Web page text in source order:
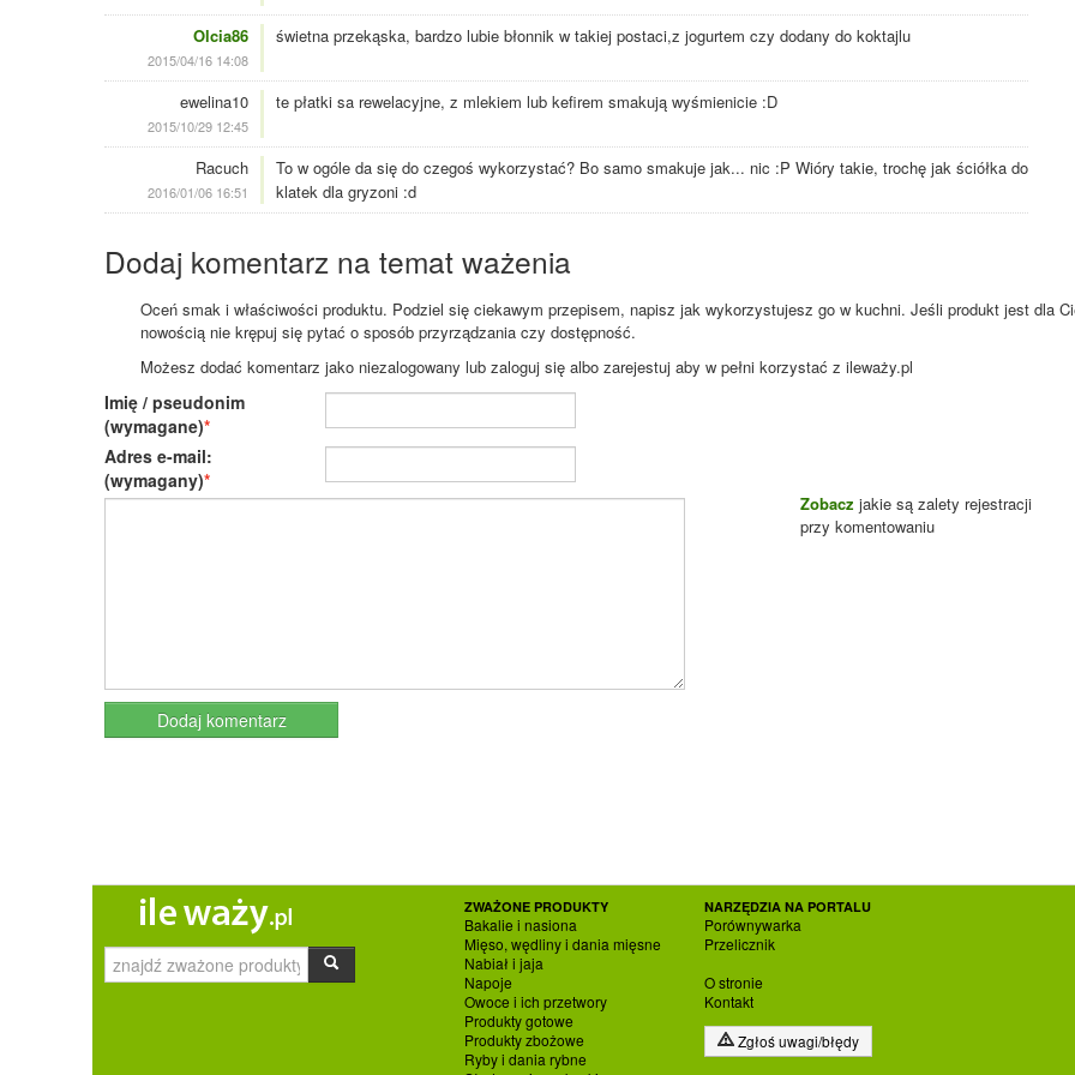
Olcia86
2015/04/16 14:08
świetna przekąska, bardzo lubie błonnik w takiej postaci,z jogurtem czy dodany do koktajlu
ewelina10
2015/10/29 12:45
te płatki sa rewelacyjne, z mlekiem lub kefirem smakują wyśmienicie :D
Racuch
2016/01/06 16:51
To w ogóle da się do czegoś wykorzystać? Bo samo smakuje jak... nic :P Wióry takie, trochę jak ściółka do
klatek dla gryzoni :d
Dodaj komentarz na temat ważenia
Oceń smak i właściwości produktu. Podziel się ciekawym przepisem, napisz jak wykorzystujesz go w kuchni. Jeśli produkt jest dla
nowością nie krępuj się pytać o sposób przyrządzania czy dostępność.
Możesz dodać komentarz jako niezalogowany lub zaloguj się albo zarejestuj aby w pełni korzystać z ileważy.pl
Imię / pseudonim
(wymagane)
Adres e-mail:
(wymagany)
Zobacz jakie są zalety rejestracji
przy komentowaniu
ZWAŻONE PRODUKTY
Bakalie i nasiona
Mięso, wędliny i dania mięsne
Nabiał i jaja
Napoje
Owoce i ich przetwory
Produkty gotowe
Produkty zbożowe
Ryby i dania rybne
NARZĘDZIA NA PORTALU
Porównywarka
Przelicznik
O stronie
Kontakt
Zgłoś uwagi/błędy